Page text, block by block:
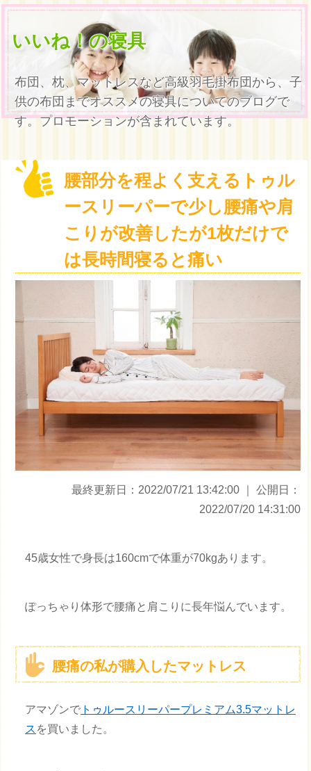
いいね！の寝具
布団、枕、マットレスなど高級羽毛掛布団から、子
供の布団までオススメの寝具についてのブログで
す。プロモーションが含まれています。
腰部分を程よく支えるトゥル
ースリーパーで少し腰痛や肩
こりが改善したが1枚だけで
は長時間寝ると痛い
最終更新日：2022/07/21 13:42:00 ｜ 公開日：
2022/07/20 14:31:00
45歳女性で身長は160cmで体重が70kgあります。
ぽっちゃり体形で腰痛と肩こりに長年悩んでいます。
腰痛の私が購入したマットレス
アマゾンで トゥルースリーパープレミアム3.5マットレ
ス を買いました。